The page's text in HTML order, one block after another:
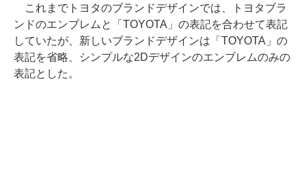
これまでトヨタのブランドデザインでは、トヨタブラ
ンドのエンブレムと「TOYOTA」の表記を合わせて表記
していたが、新しいブランドデザインは「TOYOTA」の
表記を省略、シンプルな2Dデザインのエンブレムのみの
表記とした。